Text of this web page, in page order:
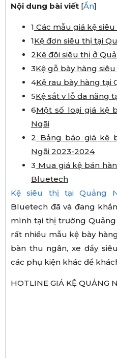
Nội dung bài viết [Ẩn]
1 Các mẫu giá kệ
1Kệ đơn siêu thị tại
2Kệ đôi siêu thị ở
3Kệ gỗ bày hàng
4Kệ rau bày hàng tại
5Kệ sắt v lỗ đa năng
6Một số loại giá kệ
Ngãi
2 Bảng báo giá kệ
Ngãi 2023-2024
3 Mua giá kệ bán
Bluetech
Kệ siêu thị tại Quảng
Bluetech đã và đang
mình tại thị trường
rất nhiều mẫu kệ bày
bàn thu ngân, xe đẩy
các phụ kiện khác để
HOTLINE GIÁ KỆ QUẢNG